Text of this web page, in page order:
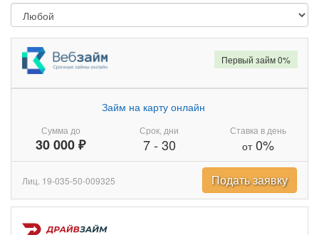
Сумма до
30 000 ₽
Займ на карту онлайн
Срок, дни
7- 30
Ставка в день
от0%
Первый займ 0%
Лиц. 19-035-50-009325 Подать заявку